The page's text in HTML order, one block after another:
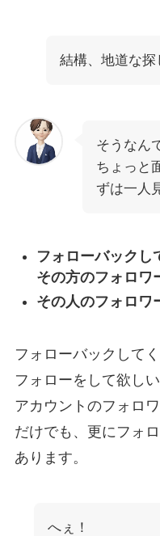
結構、地道な探
そうなん
ちょっと
ずは一人
フォローバックし
その方のフォロワ
その人のフォロワ
フォローバックして
フォローをして欲し
アカウントのフォロ
だけでも、更にフォ
あります。
へぇ！